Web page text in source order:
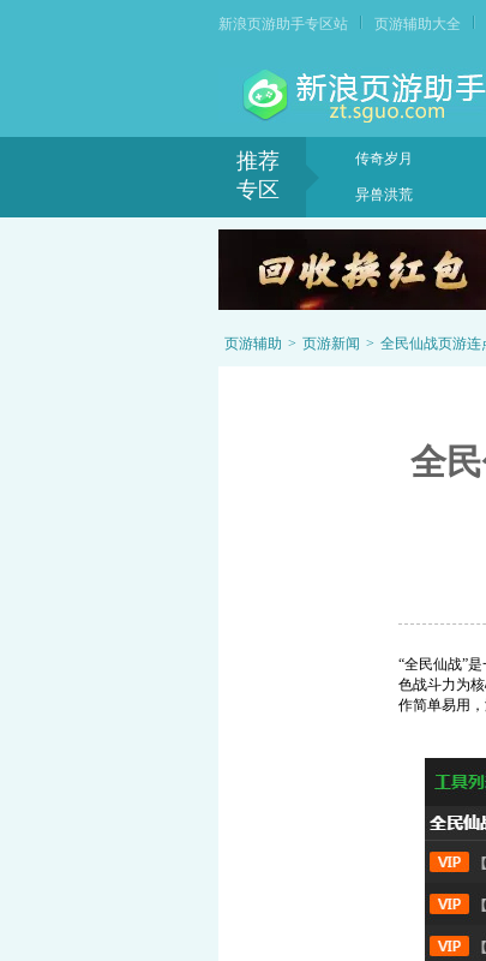
新浪页游助手专区站 页游辅助大全
推荐
专区
传奇岁月
异兽洪荒
页游辅助 > 页游新闻 > 全民仙战页游连
全
“全民仙战”
色战斗力为
作简单易用，